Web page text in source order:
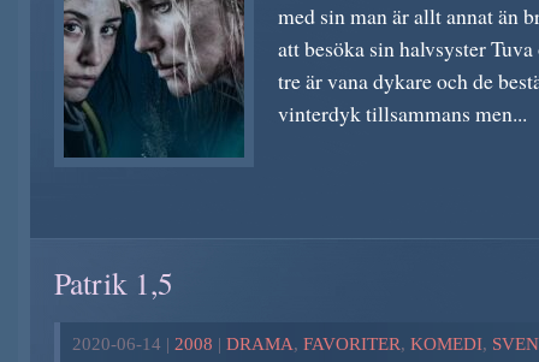
med sin man är allt annat än
att besöka sin halvsyster
tre är vana dykare och de
vinterdyk tillsammans men...
Patrik 1,5
2020-06-14 | 2008 | DRAMA, FAVORITER, KOMEDI,